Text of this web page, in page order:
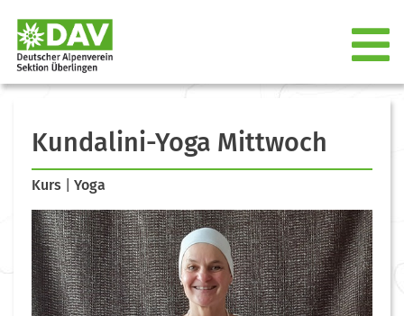
Kundalini-Yoga Mittwoch
Kurs Yoga